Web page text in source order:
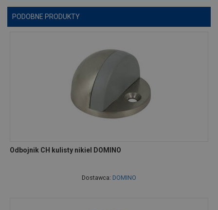
PODOBNE PRODUKTY
Odbojnik CH kulisty nikiel DOMINO
Dostawca: DOMINO